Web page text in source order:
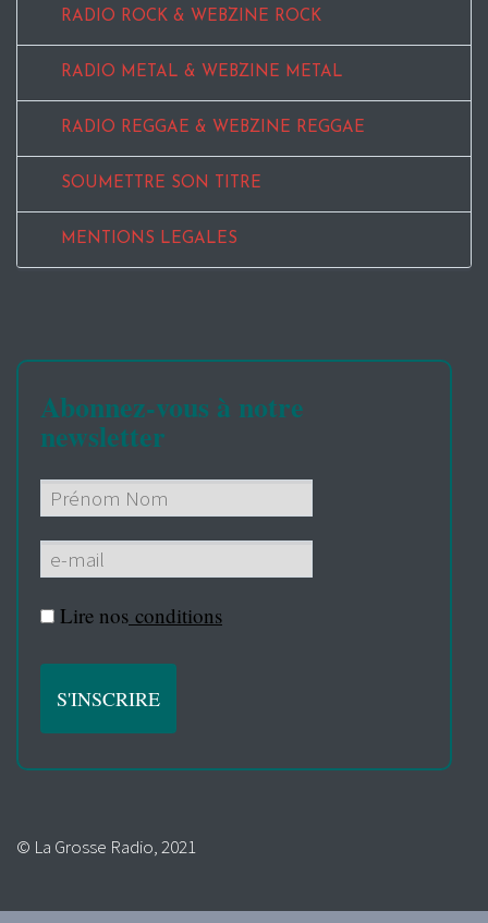
RADIO ROCK & WEBZINE ROCK
RADIO METAL & WEBZINE METAL
RADIO REGGAE & WEBZINE REGGAE
SOUMETTRE SON TITRE
MENTIONS LEGALES
Abonnez-vous à notre
newsletter
Lire nos conditions
© La Grosse Radio, 2021